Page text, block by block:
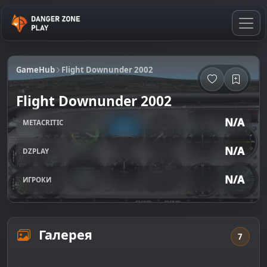
GameHub Flight Downunder 2002
Flight Downunder 2002
METACRITIC N/A
DZPLAY N/A
ИГРОКИ N/A
Галерея 7